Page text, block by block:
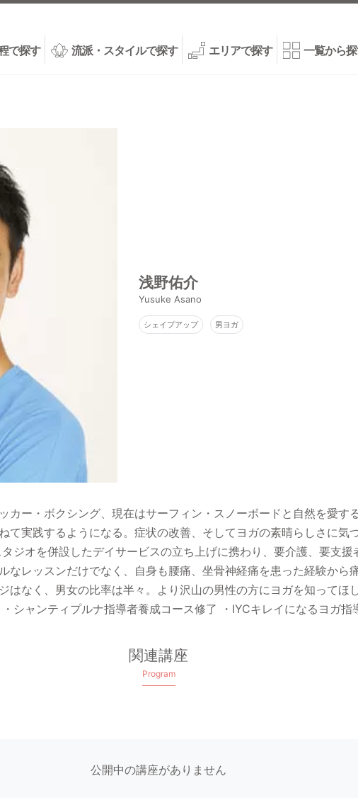
で探す 流派・スタイルで探す エリアで探す 一覧から
浅野佑介
Yusuke Asano
シェイプアップ 男ヨガ
カー・ボクシング、現在はサーフィン・スノーボードと自然を愛す
て実践するようになる。症状の改善、そしてヨガの素晴らしさに気
ジオを併設したデイサービスの立ち上げに携わり、要介護、要支
なレッスンだけでなく、自身も腰痛、坐骨神経痛を患った経験から
はなく、男女の比率は半々。より沢山の男性の方にヨガを知ってほ
シャンティプルナ指導者養成コース修了 ・IYCキレイになるヨガ指
関連講座
Program
公開中の講座がありません